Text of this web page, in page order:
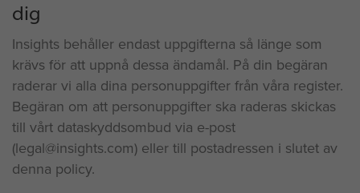
dig
Insights behåller endast uppgifterna så länge som
krävs för att uppnå dessa ändamål. På din begäran
raderar vi alla dina personuppgifter från våra register.
Begäran om att personuppgifter ska raderas skickas
till vårt dataskyddsombud via e-post
(legal@insights.com) eller till postadressen i slutet av
denna policy.